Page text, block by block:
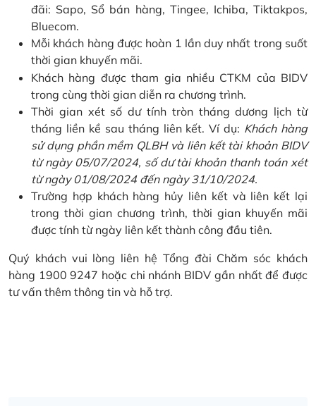
đãi: Sapo, Sổ bán hàng, Tingee, Ichiba, Tiktakpos,
Bluecom.
Mỗi khách hàng được hoàn 1 lần duy nhất trong suốt
thời gian khuyến mãi.
Khách hàng được tham gia nhiều CTKM của BIDV
trong cùng thời gian diễn ra chương trình.
Thời gian xét số dư tính tròn tháng dương lịch từ
tháng liền kề sau tháng liên kết. Ví dụ: Khách hàng
sử dụng phần mềm QLBH và liên kết tài khoản BIDV
từ ngày 05/07/2024, số dư tài khoản thanh toán xét
từ ngày 01/08/2024 đến ngày 31/10/2024.
Trường hợp khách hàng hủy liên kết và liên kết lại
trong thời gian chương trình, thời gian khuyến mãi
được tính từ ngày liên kết thành công đầu tiên.
Quý khách vui lòng liên hệ Tổng đài Chăm sóc khách
hàng 1900 9247 hoặc chi nhánh BIDV gần nhất để được
tư vấn thêm thông tin và hỗ trợ.